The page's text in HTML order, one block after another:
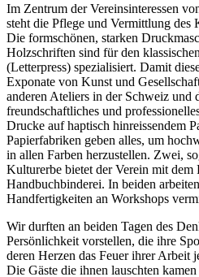
Im Zentrum der Vereinsinteressen
steht die Pflege und Vermittlung des
Die formschönen, starken
Holzschriften sind für den
(Letterpress) spezialisiert. Damit
Exponate von Kunst und
anderen Ateliers in der Schweiz und
freundschaftliches und
Drucke auf haptisch hinreissendem
Papierfabriken geben alles, um
in allen Farben herzustellen. Zwei,
Kulturerbe bietet der Verein mit dem
Handbuchbinderei. In beiden
Handfertigkeiten an Workshops
Wir durften an beiden Tagen des
Persönlichkeit vorstellen, die ihre
deren Herzen das Feuer ihrer Arbeit
Die Gäste die ihnen lauschten